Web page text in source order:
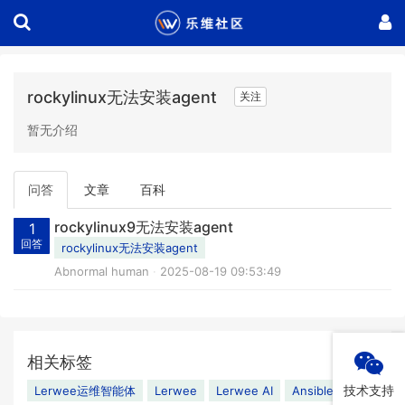
技术支持
rockylinux无法安装agent 关注
暂无介绍
问答 文章 百科
1
回答
rockylinux9无法安装agent
rockylinux无法安装agent
Abnormal human
2025-08-19 09:53:49
相关标签
Lerwee运维智能体 Lerwee Lerwee AI Ansible